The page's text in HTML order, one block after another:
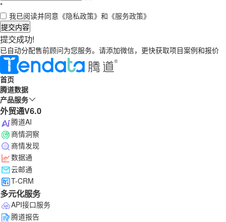
*
我已阅读并同意 《隐私政策》 和 《服务政策》
提交内容
提交成功!
已自动分配售前顾问为您服务。请添加微信，更快获取项目案例和报价
首页
腾道数据
产品服务
外贸通V6.0
腾道AI
商情洞察
商情发现
数据通
云邮通
T-CRM
多元化服务
API接口服务
腾道报告